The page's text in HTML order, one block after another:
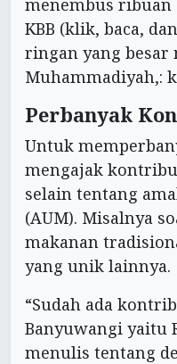
KBB (klik, baca,
ringan yang besar
Muhammadiyah,:
Perbanyak
Untuk
mengajak
selain tentang
(AUM). Misalnya
makanan
yang unik lainnya.
“Sudah ada
Banyuwangi yaitu
menulis tentang